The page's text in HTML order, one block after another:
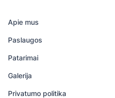
Apie mus
Paslaugos
Patarimai
Galerija
Privatumo politika